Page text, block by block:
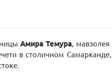
Амира Темура , мавзолея
в столичном